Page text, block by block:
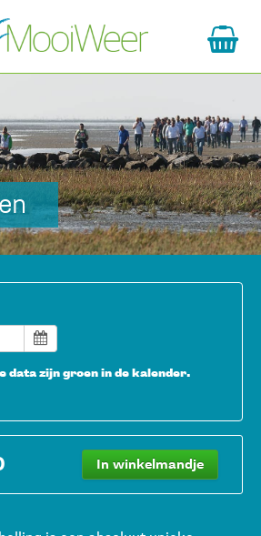
data zijn groen in de kalender.
In winkelmandje